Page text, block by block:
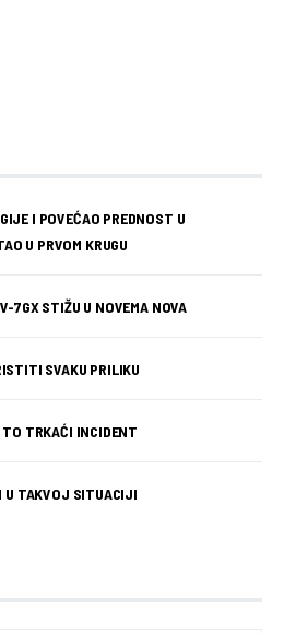
I POVEĆAO PREDNOST U
U PRVOM KRUGU
7GX STIŽU U NOVEMA NOVA
SVAKU PRILIKU
TRKAĆI INCIDENT
U TAKVOJ SITUACIJI